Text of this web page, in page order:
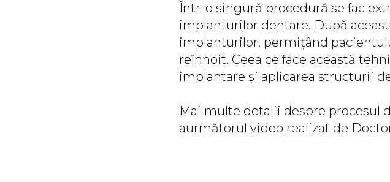
Într-o singură procedură se fac
implanturilor dentare. După
implanturilor, permițând
reînnoit. Ceea ce face această
implantare și aplicarea structurii
Mai multe detalii despre procesul
aurmătorul video realizat de